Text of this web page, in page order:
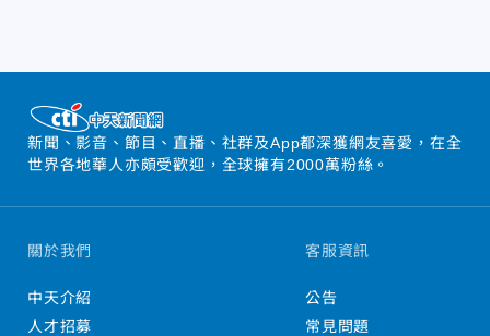
新聞、影音、節目、直播、社群及App都深獲網友喜愛，在全
世界各地華人亦頗受歡迎，全球擁有2000萬粉絲。
關於我們
中天介紹
人才招募
客服資訊
公告
常見問題